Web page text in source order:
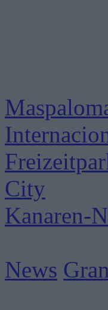
City
Kanaren-
News